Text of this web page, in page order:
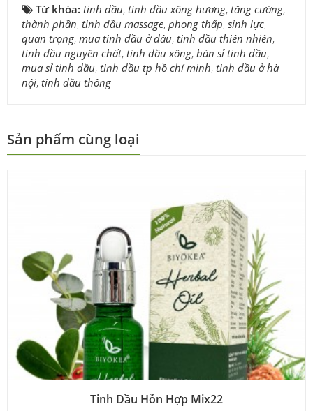
Từ khóa: tinh dầu, tinh dầu xông hương, tăng cường,
thành phần, tinh dầu massage, phong thấp, sinh lực,
quan trọng, mua tinh dầu ở đâu, tinh dầu thiên nhiên,
tinh dầu nguyên chất, tinh dầu xông, bán sỉ tinh dầu,
mua sỉ tinh dầu, tinh dầu tp hồ chí minh, tinh dầu ở hà
nội, tinh dầu thông
Sản phẩm cùng loại
Tinh Dầu Hỗn Hợp Mix22